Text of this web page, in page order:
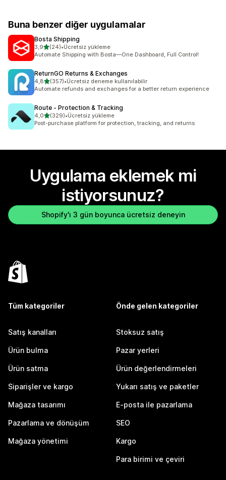
Buna benzer diğer uygulamalar
Bosta Shipping
3,95 yıldız üzerinden
(24)
toplam 24 değerlendirme
•Ücretsiz yükleme
Automate Shipping with Bosta—One Dashboard, Full Control!
ReturnGO Returns & Exchanges
4,85 yıldız üzerinden
(357)
toplam 357 değerlendirme
•Ücretsiz deneme kullanılabilir
Automate refunds and exchanges for a better return experience
Route ‑ Protection & Tracking
4,05 yıldız üzerinden
(329)
toplam 329 değerlendirme
•Ücretsiz yükleme
Post-purchase platform for protection, tracking, and returns
Uygulama eklemek mi
istiyorsunuz?
Shopify'ı 3 gün boyunca ücretsiz deneyin
Tüm kategoriler
Satış kanalları
Ürün bulma
Ürün satma
Siparişler ve kargo
Mağaza tasarımı
Pazarlama ve dönüşüm
Mağaza yönetimi
Önde gelen kategoriler
Stoksuz satış
Pazar yerleri
Ürün değerlendirmeleri
Yukarı satış ve paketler
E-posta ile pazarlama
SEO
Kargo
Para birimi ve çeviri